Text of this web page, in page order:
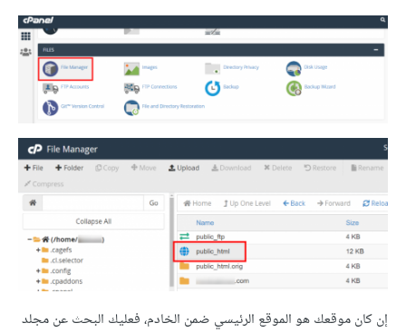
إن كان موقعك هو الموقع الرئيسي ضمن الخادم، فعليك البحث عن مجلد